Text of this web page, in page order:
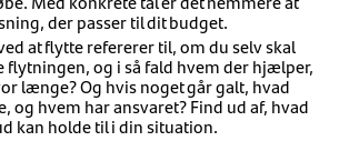
der passer til dit budget.
at flytte refererer til, om du selv skal
flytningen, og i så fald hvem der hjælper,
længe? Og hvis noget går galt, hvad
og hvem har ansvaret? Find ud af, hvad
kan holde til i din situation.